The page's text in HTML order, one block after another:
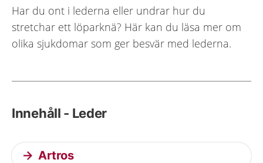
Har du ont i lederna eller undrar hur du
stretchar ett löparknä? Här kan du läsa mer om
olika sjukdomar som ger besvär med lederna.
Innehåll - Leder
Artros